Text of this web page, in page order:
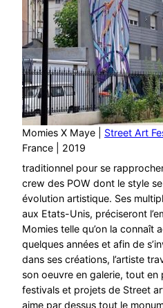
Momies X Maye | Street Art
France | 2019
traditionnel pour se
crew des POW dont le style
évolution artistique. Ses
aux Etats-Unis, préciseront
Momies telle qu’on la connaît
quelques années et afin de
dans ses créations, l’artiste
son oeuvre en galerie, tout en
festivals et projets de Street
aime par dessus tout le